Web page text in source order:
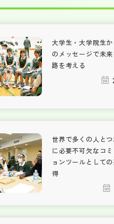
大学生・大学院生
のメッセージで未
路を考える
世界で多くの人と
に必要不可欠なコ
ョンツールとして
得